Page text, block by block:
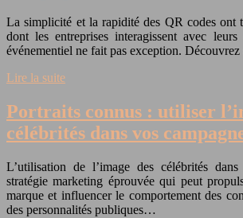
La simplicité et la rapidité des QR codes ont
dont les entreprises interagissent avec
événementiel ne fait pas exception.
Lire la suite
Portraits connus : utiliser
célébrités dans vos
L’utilisation de l’image des célébrités
stratégie marketing éprouvée qui peut
marque et influencer le comportement des
des personnalités publiques…